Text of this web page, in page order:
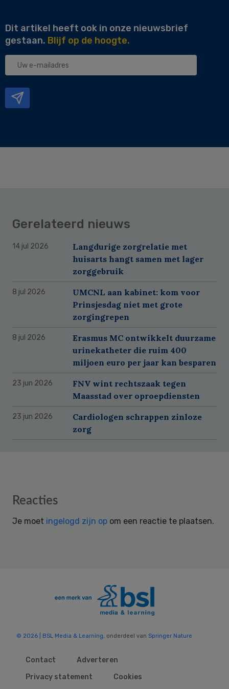
Dit artikel heeft ook in onze nieuwsbrief
gestaan. Blijf op de hoogte.
Uw
Gerelateerd nieuws
14 jul 2026
Langdurige zorgrelatie met
huisarts hangt samen met lager
zorggebruik
8 jul 2026
UMCNL aan kabinet: kom voor
Prinsjesdag niet met grote
zorgingrepen
8 jul 2026
Erasmus MC ontwikkelt duurzame
urinekatheter die ruim 400
miljoen euro per jaar kan besparen
23 jun 2026
FNV wint rechtszaak tegen
Maasstad over oproepdiensten
23 jun 2026
Cardiologen schrappen zinloze
zorg
Reader
Reacties
Je moet ingelogd zijn op om een reactie te plaatsen.
© 2026 | BSL Media & Learning , onderdeel van Springer Nature
Contact
Adverteren
Privacy statement
Cookies